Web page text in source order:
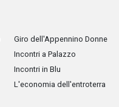
Giro dell'Appennino Donne
Incontri a Palazzo
Incontri in Blu
L'economia dell'entroterra